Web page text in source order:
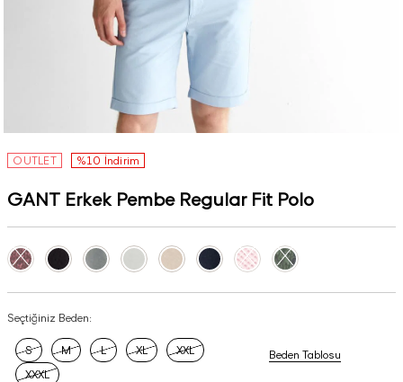
OUTLET %10 İndirim
GANT Erkek Pembe Regular Fit Polo
Seçtiğiniz Beden:
S M L XL
XXL
XXXL
Beden Tablosu